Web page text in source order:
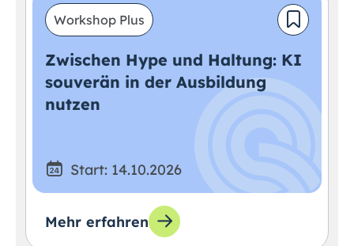
Workshop Plus
Zwischen Hype und Haltung: KI
souverän in der Ausbildung
nutzen
Start: 14.10.2026
Mehr erfahren